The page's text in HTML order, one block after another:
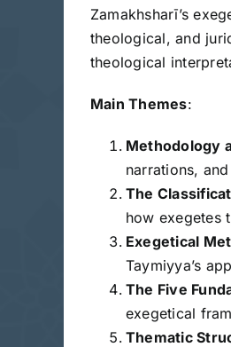
Zamakhsharī’s
theological, and
theological
Main Themes:
Methodology
narrations,
The
how exegetes
Exegetical
Taymiyya’s
The Five
exegetical
Thematic